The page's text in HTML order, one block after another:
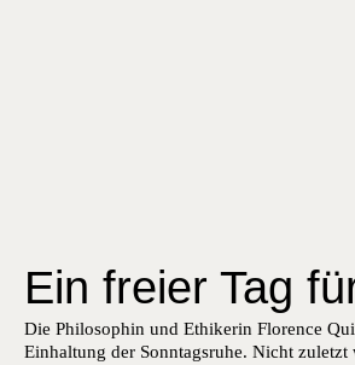
Ein freier Tag
Die Philosophin und Ethikerin Florence
Einhaltung der Sonntagsruhe. Nicht zuletzt